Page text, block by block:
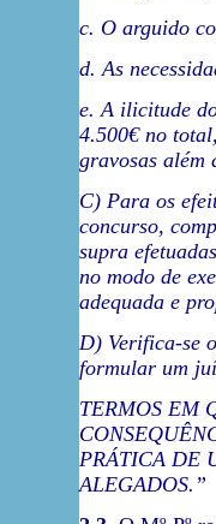
c. O arguido
d. As
e. A ilicitude
4.500€ no
gravosas além
C) Para os
concurso,
supra
no modo de
adequada e
D) Verifica-se
formular um
TERMOS EM
PRÁTICA DE
ALEGADOS.”